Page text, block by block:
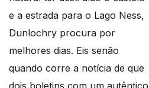
e a estrada para o Lago Ness,
Dunlochry procura por
melhores dias. Eis senão
quando corre a notícia de que
dois boletins com um autêntico